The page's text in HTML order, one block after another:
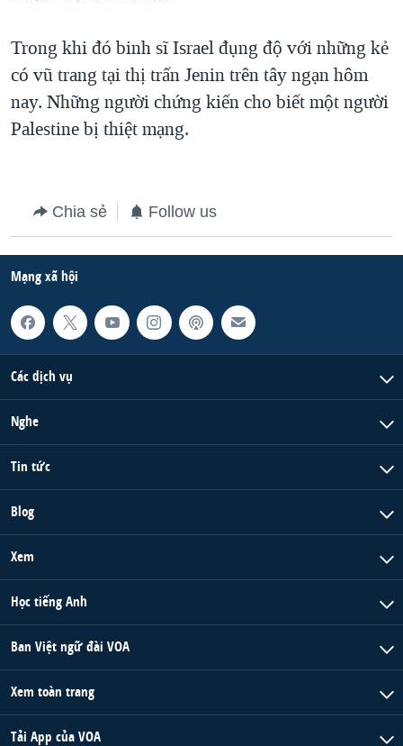
Trong khi đó binh sĩ Israel đụng độ với những kẻ
có vũ trang tại thị trấn Jenin trên tây ngạn hôm
nay. Những người chứng kiến cho biết một người
Palestine bị thiệt mạng.
Chia sẻ Follow us
Mạng xã hội
Các dịch vụ
Nghe
Tin tức
Blog
Xem
Học tiếng Anh
Ban Việt ngữ đài VOA
Xem toàn trang
Tải App của VOA